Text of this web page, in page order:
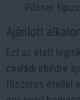
Pilsner
Ajánlott
Ezt az ételt
családi ebédre
fűszeres étellel